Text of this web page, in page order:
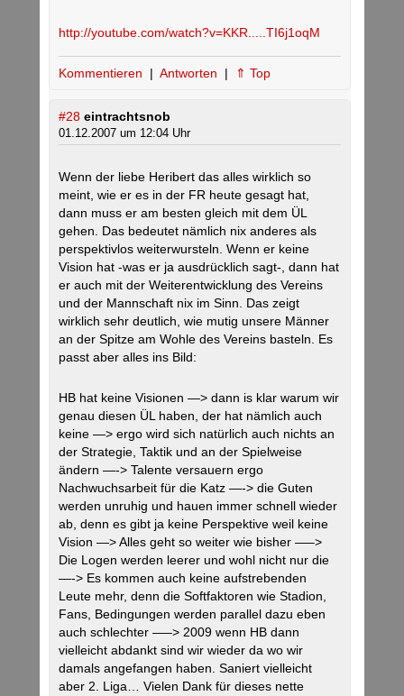
http://youtube.com/watch?v=KKR.....TI6j1oqM
Kommentieren | Antworten | ⇑ Top
#28 eintrachtsnob
01.12.2007 um 12:04 Uhr
Wenn der liebe Heribert das alles wirklich so
meint, wie er es in der FR heute gesagt hat,
dann muss er am besten gleich mit dem ÜL
gehen. Das bedeutet nämlich nix anderes als
perspektivlos weiterwursteln. Wenn er keine
Vision hat -was er ja ausdrücklich sagt-, dann hat
er auch mit der Weiterentwicklung des Vereins
und der Mannschaft nix im Sinn. Das zeigt
wirklich sehr deutlich, wie mutig unsere Männer
an der Spitze am Wohle des Vereins basteln. Es
passt aber alles ins Bild:
HB hat keine Visionen —> dann is klar warum wir
genau diesen ÜL haben, der hat nämlich auch
keine —> ergo wird sich natürlich auch nichts an
der Strategie, Taktik und an der Spielweise
ändern —-> Talente versauern ergo
Nachwuchsarbeit für die Katz —-> die Guten
werden unruhig und hauen immer schnell wieder
ab, denn es gibt ja keine Perspektive weil keine
Vision —> Alles geht so weiter wie bisher —–>
Die Logen werden leerer und wohl nicht nur die
—-> Es kommen auch keine aufstrebenden
Leute mehr, denn die Softfaktoren wie Stadion,
Fans, Bedingungen werden parallel dazu eben
auch schlechter —–> 2009 wenn HB dann
vielleicht abdankt sind wir wieder da wo wir
damals angefangen haben. Saniert vielleicht
aber 2. Liga… Vielen Dank für dieses nette